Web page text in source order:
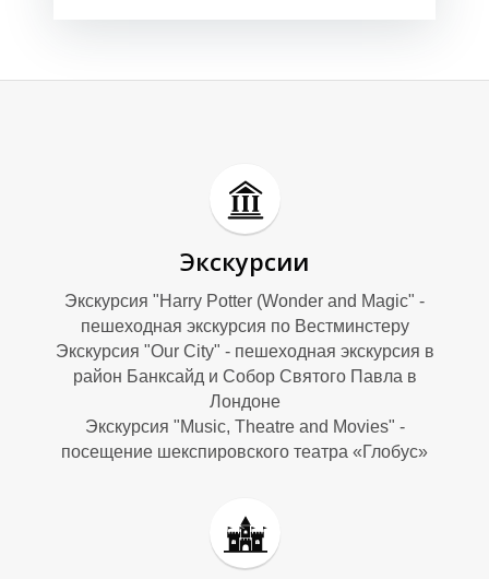
А
Экскурсии
Экскурсия "Harry Potter (Wonder and Magic" -
пешеходная экскурсия по Вестминстеру
Экскурсия "Our City" - пешеходная экскурсия в
район Банксайд и Собор Святого Павла в
Лондоне
Экскурсия "Music, Theatre and Movies" -
посещение шекспировского театра «Глобус»
А